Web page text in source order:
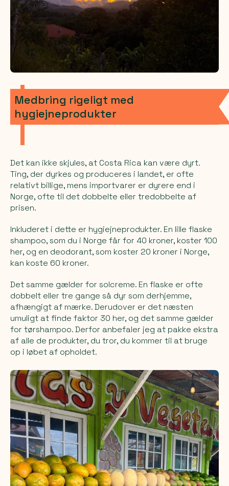
Medbring rigeligt med
hygiejneprodukter
Det kan ikke skjules, at Costa Rica kan være dyrt.
Ting, der dyrkes og produceres i landet, er ofte
relativt billige, mens importvarer er dyrere end i
Norge, ofte til det dobbelte eller tredobbelte af
prisen.
Inkluderet i dette er hygiejneprodukter. En lille flaske
shampoo, som du i Norge får for 40 kroner, koster 100
her, og en deodorant, som koster 20 kroner i Norge,
kan koste 60 kroner.
Det samme gælder for solcreme. En flaske er ofte
dobbelt eller tre gange så dyr som derhjemme,
afhængigt af mærke. Derudover er det næsten
umuligt at finde faktor 30 her, og det samme gælder
for tørshampoo. Derfor anbefaler jeg at pakke ekstra
af alle de produkter, du tror, du kommer til at bruge
op i løbet af opholdet.